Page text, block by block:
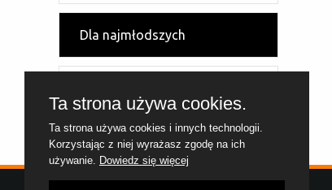
Dla najmłodszych
Dla dzieci szkolnych
Ta strona używa cookies.
Ta strona używa cookies i innych technologii.
Korzystając z niej wyrażasz zgodę na ich
używanie. Dowiedz się więcej